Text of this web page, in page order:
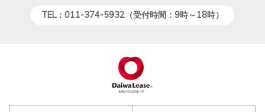
TEL：011-374-5932（受付時間：9時～18時）